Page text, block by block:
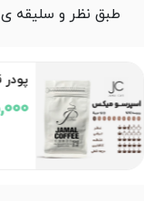
طبق نظر و سلیقه ی
پودر